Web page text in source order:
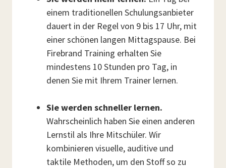
einem traditionellen Schulungsanbieter
dauert in der Regel von 9 bis 17 Uhr, mit
einer schönen langen Mittagspause. Bei
Firebrand Training erhalten Sie
mindestens 10 Stunden pro Tag, in
denen Sie mit Ihrem Trainer lernen.
Sie werden schneller lernen.
Wahrscheinlich haben Sie einen anderen
Lernstil als Ihre Mitschüler. Wir
kombinieren visuelle, auditive und
taktile Methoden, um den Stoff so zu